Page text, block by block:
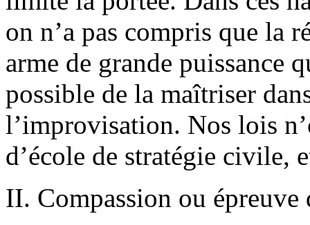
on n’a pas compris que la
arme de grande puissance
possible de la maîtriser
l’improvisation. Nos lois
d’école de stratégie civile,
II. Compassion ou épreuve